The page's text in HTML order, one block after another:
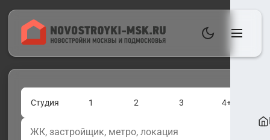
Студия 1 2 3 4+